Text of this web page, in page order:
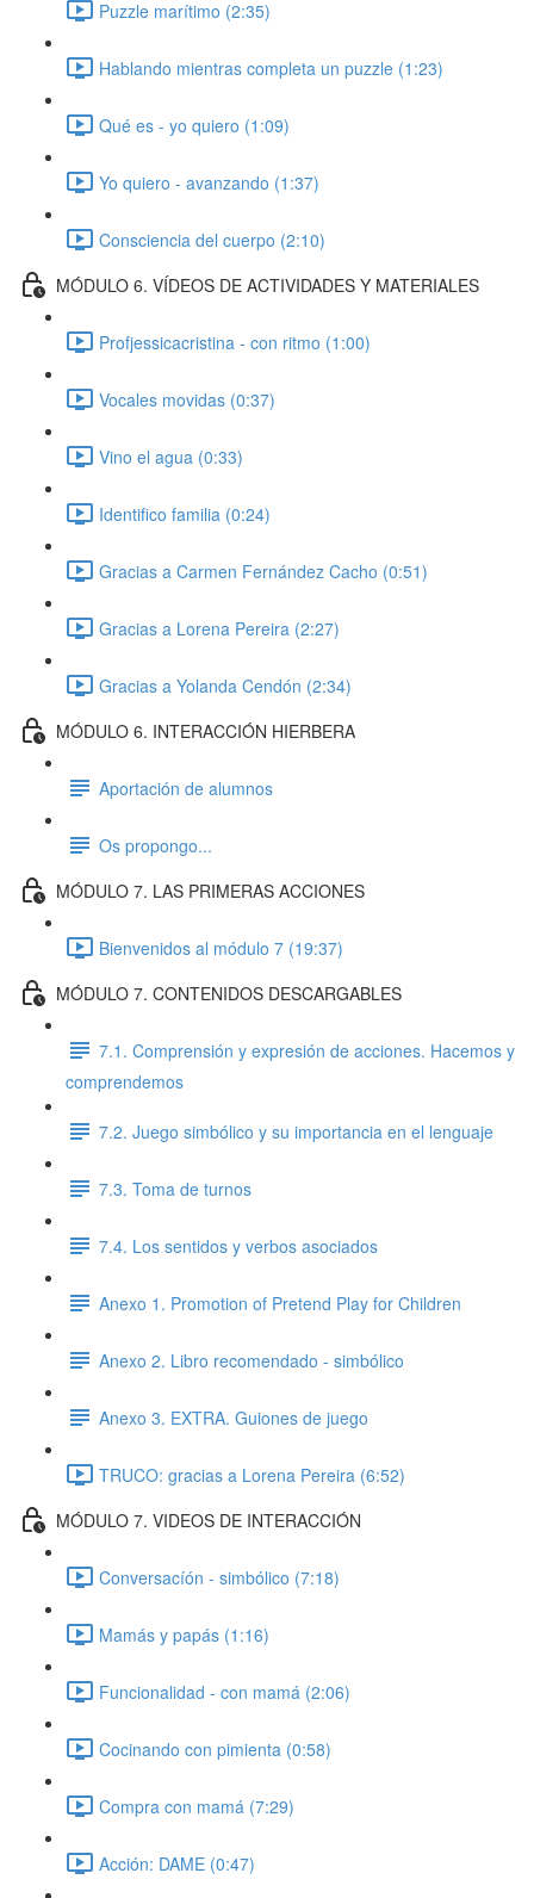
Puzzle marítimo (2:35)
Hablando mientras completa un puzzle (1:23)
Qué es - yo quiero (1:09)
Yo quiero - avanzando (1:37)
Consciencia del cuerpo (2:10)
MÓDULO 6. VÍDEOS DE ACTIVIDADES Y MATERIALES
Profjessicacristina - con ritmo (1:00)
Vocales movidas (0:37)
Vino el agua (0:33)
Identifico familia (0:24)
Gracias a Carmen Fernández Cacho (0:51)
Gracias a Lorena Pereira (2:27)
Gracias a Yolanda Cendón (2:34)
MÓDULO 6. INTERACCIÓN HIERBERA
Aportación de alumnos
Os propongo...
MÓDULO 7. LAS PRIMERAS ACCIONES
Bienvenidos al módulo 7 (19:37)
MÓDULO 7. CONTENIDOS DESCARGABLES
7.1. Comprensión y expresión de acciones. Hacemos y
comprendemos
7.2. Juego simbólico y su importancia en el lenguaje
7.3. Toma de turnos
7.4. Los sentidos y verbos asociados
Anexo 1. Promotion of Pretend Play for Children
Anexo 2. Libro recomendado - simbólico
Anexo 3. EXTRA. Guiones de juego
TRUCO: gracias a Lorena Pereira (6:52)
MÓDULO 7. VIDEOS DE INTERACCIÓN
Conversacíón - simbólico (7:18)
Mamás y papás (1:16)
Funcionalidad - con mamá (2:06)
Cocinando con pimienta (0:58)
Compra con mamá (7:29)
Acción: DAME (0:47)